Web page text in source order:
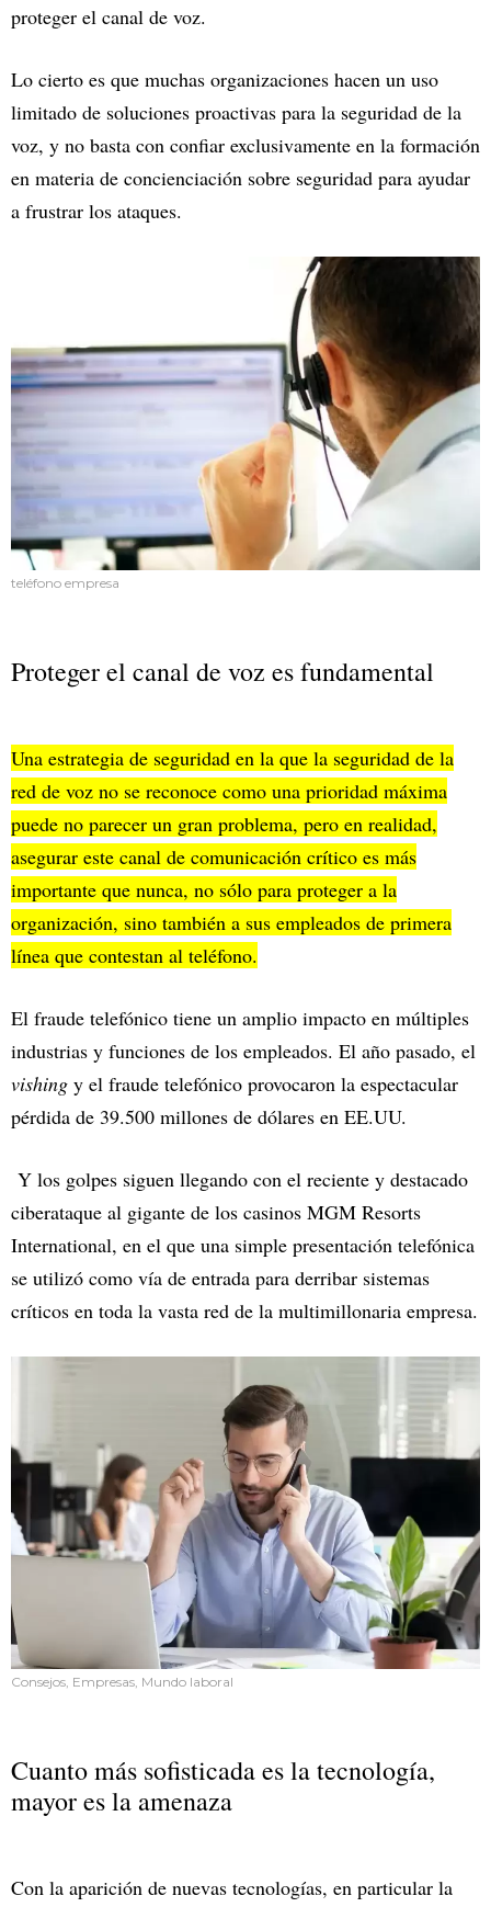
proteger el canal de voz.
Lo cierto es que muchas organizaciones hacen un uso
limitado de soluciones proactivas para la seguridad de la
voz, y no basta con confiar exclusivamente en la formación
en materia de concienciación sobre seguridad para ayudar
a frustrar los ataques.
teléfono empresa
Proteger el canal de voz es fundamental
Una estrategia de seguridad en la que la seguridad de la
red de voz no se reconoce como una prioridad máxima
puede no parecer un gran problema, pero en realidad,
asegurar este canal de comunicación crítico es más
importante que nunca, no sólo para proteger a la
organización, sino también a sus empleados de primera
línea que contestan al teléfono.
El fraude telefónico tiene un amplio impacto en múltiples
industrias y funciones de los empleados. El año pasado, el
vishing y el fraude telefónico provocaron la espectacular
pérdida de 39.500 millones de dólares en EE.UU.
Y los golpes siguen llegando con el reciente y destacado
ciberataque al gigante de los casinos MGM Resorts
International, en el que una simple presentación telefónica
se utilizó como vía de entrada para derribar sistemas
críticos en toda la vasta red de la multimillonaria empresa.
Consejos, Empresas, Mundo laboral
Cuanto más sofisticada es la tecnología,
mayor es la amenaza
Con la aparición de nuevas tecnologías, en particular la